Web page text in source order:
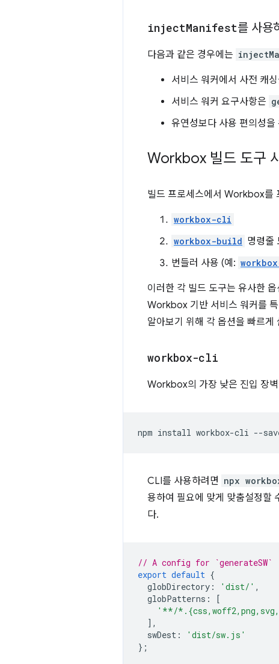
injectManifest를 사용
다음과 같은 경우에는
서비스 워커에서 사전 캐
서비스 워커 요구사항은
유연성보다 사용 편의성을
Workbox 빌드 도구
빌드 프로세스에서 Workbox를
workbox-cli
workbox-build 명령줄
번들러 사용 (예:
이러한 각 빌드 도구는 유사한 옵
Workbox 기반 서비스 워커를
알아보기 위해 각 옵션을 빠르게
workbox-cli
Workbox의 가장 낮은 진입 장
npm install workbox-cli
CLI를 사용하려면 npx
용하여 필요에 맞게 맞춤설정할
다.
// A config for `generateSW`
export default {
globDirectory : 'dist/' ,
globPatterns :
[
'**/
],
swDest :
'dist/sw.js'
};